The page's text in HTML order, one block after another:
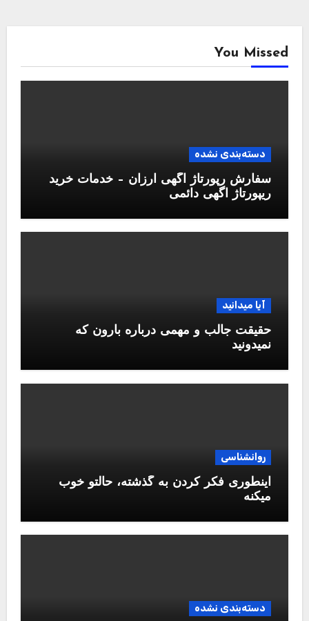
You Missed
دسته‌بندی نشده
سفارش رپورتاژ آگهی ارزان – خدمات خرید
ریپورتاژ اگهی دائمی
آیا میدانید
حقیقت جالب و مهمی درباره بارون که
نمیدونید
روانشناسی
اینطوری فکر کردن به گذشته، حالتو خوب
میکنه
دسته‌بندی نشده